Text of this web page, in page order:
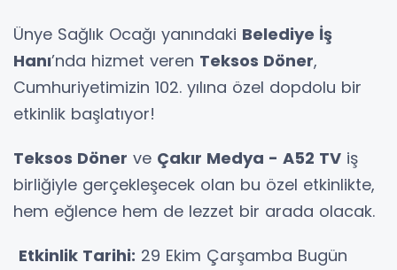
Ünye Sağlık Ocağı yanındaki Belediye İş
Hanı’nda hizmet veren Teksos Döner,
Cumhuriyetimizin 102. yılına özel dopdolu bir
etkinlik başlatıyor!
Teksos Döner ve Çakır Medya - A52 TV iş
birliğiyle gerçekleşecek olan bu özel etkinlikte,
hem eğlence hem de lezzet bir arada olacak.
Etkinlik Tarihi: 29 Ekim Çarşamba Bugün